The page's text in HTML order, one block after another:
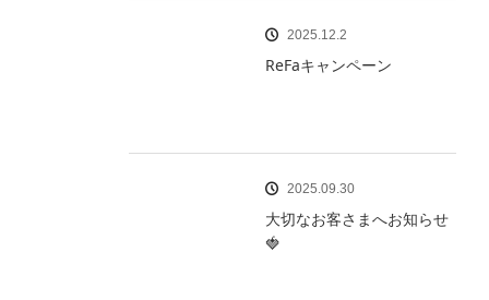
2025.12.2
ReFaキャンペーン
2025.09.30
大切なお客さまへお知らせ
🍓